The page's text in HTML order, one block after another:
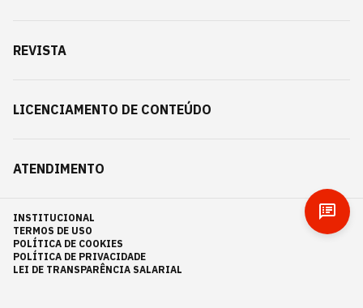
REVISTA
LICENCIAMENTO DE CONTEÚDO
ATENDIMENTO
INSTITUCIONAL
TERMOS DE USO
POLÍTICA DE COOKIES
POLÍTICA DE PRIVACIDADE
LEI DE TRANSPARÊNCIA SALARIAL